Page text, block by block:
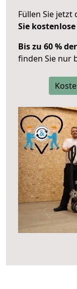
Füllen Sie jetzt
Sie
Bis zu 60 %
finden Sie nur